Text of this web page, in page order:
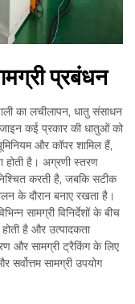
प्रबंधन
का लचीलापन, धातु संसाधन
कई प्रकार की धातुओं को
और कॉपर शामिल हैं,
होती है। अग्रणी स्तरण
करती है, जबकि सटीक
के दौरान बनाए रखता है।
सामग्री विनिर्देशों के बीच
है और उत्पादकता
और सामग्री ट्रैकिंग के लिए
सामग्री उपयोग